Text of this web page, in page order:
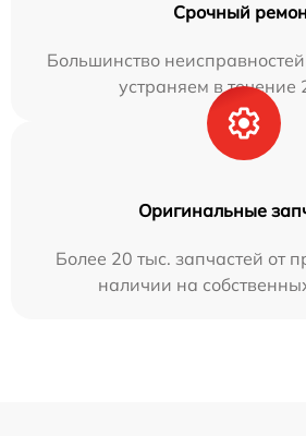
Срочный
Большинство
устраняем в течение
Оригинальные
Более 20 тыс. запчастей от
наличии на